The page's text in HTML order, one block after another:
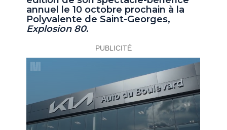
annuel le 10 octobre prochain à la
Polyvalente de Saint-Georges,
Explosion 80.